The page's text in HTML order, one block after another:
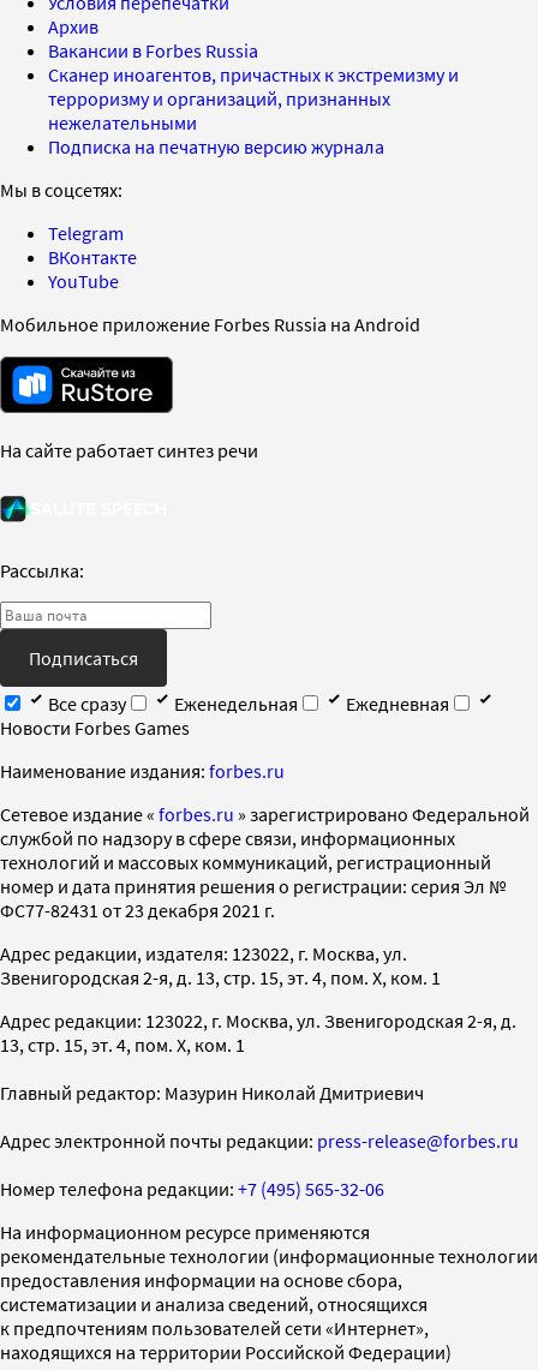
Архив
Вакансии в Forbes Russia
Сканер иноагентов, причастных к экстремизму и
терроризму и организаций, признанных
нежелательными
Подписка на печатную версию журнала
Мы в соцсетях:
Telegram
ВКонтакте
YouTube
Мобильное приложение Forbes Russia на Android
На сайте работает синтез речи
Рассылка:
Подписаться
Все сразу
Еженедельная
Ежедневная
Новости Forbes Games
Наименование издания: forbes.ru
Cетевое издание « forbes.ru » зарегистрировано Федеральной
службой по надзору в сфере связи, информационных
технологий и массовых коммуникаций, регистрационный
номер и дата принятия решения о регистрации: серия Эл №
ФС77-82431 от 23 декабря 2021 г.
Адрес редакции, издателя: 123022, г. Москва, ул.
Звенигородская 2-я, д. 13, стр. 15, эт. 4, пом. X, ком. 1
Адрес редакции: 123022, г. Москва, ул. Звенигородская 2-я, д.
13, стр. 15, эт. 4, пом. X, ком. 1
Главный редактор: Мазурин Николай Дмитриевич
Адрес электронной почты редакции: press-release@forbes.ru
Номер телефона редакции: +7 (495) 565-32-06
На информационном ресурсе применяются
рекомендательные технологии (информационные технологии
предоставления информации на основе сбора,
систематизации и анализа сведений, относящихся
к предпочтениям пользователей сети «Интернет»,
находящихся на территории Российской Федерации)